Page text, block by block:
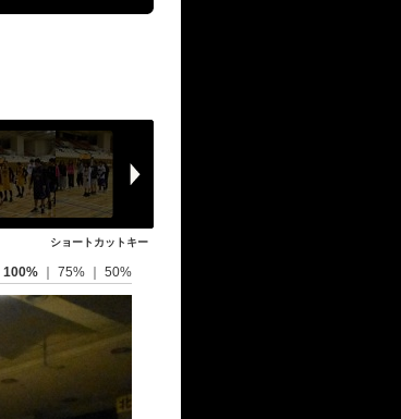
ショートカットキー
100% 75% 50%